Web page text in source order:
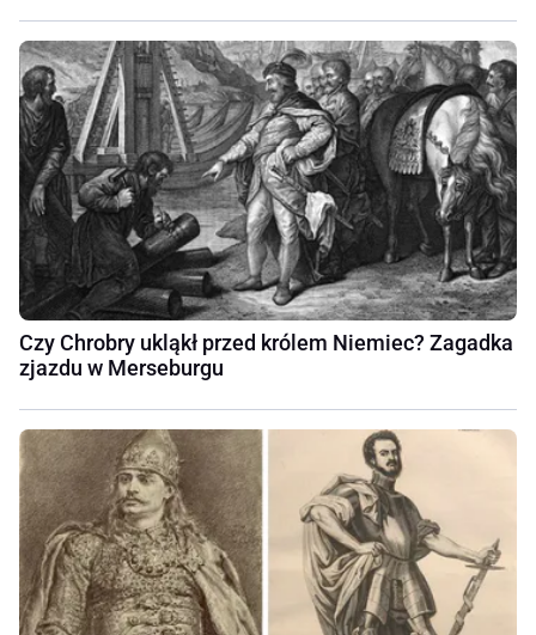
Czy Chrobry ukląkł przed królem Niemiec? Zagadka
zjazdu w Merseburgu